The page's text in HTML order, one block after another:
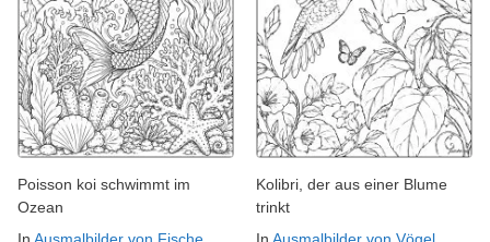
Poisson koi schwimmt im
Ozean
Kolibri, der aus einer Blume
trinkt